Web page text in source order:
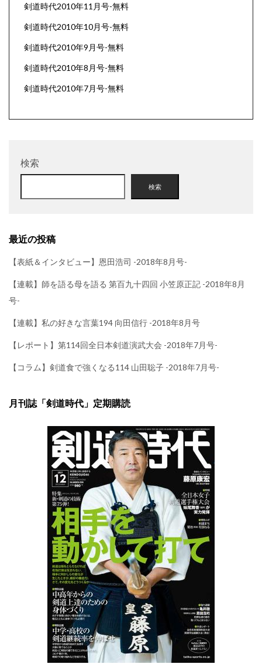
剣道時代2010年11月号-無料
剣道時代2010年10月号-無料
剣道時代2010年9月号-無料
剣道時代2010年8月号-無料
剣道時代2010年7月号-無料
検索
検索
最近の投稿
【表紙＆インタビュー】恩田浩司 -2018年8月号-
【連載】師を語る母を語る 第百九十四回 小笠原正記 -2018年8月
号-
【連載】私の好きな言葉194 向田信行 -2018年8月号
【レポート】第114回全日本剣道演武大会 -2018年7月号-
【コラム】剣道食で強くなる114 山田聡子 -2018年7月号-
月刊誌「剣道時代」定期購読